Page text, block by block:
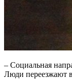
– Социальная
Люди переезжают